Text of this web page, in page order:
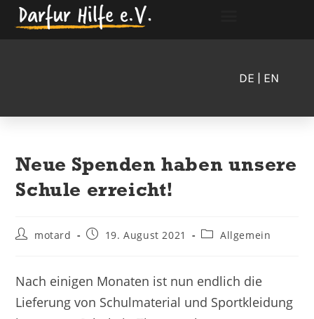
DE | EN
Neue Spenden haben unsere
Schule erreicht!
motard 19. August 2021 Allgemein
Nach einigen Monaten ist nun endlich die
Lieferung von Schulmaterial und Sportkleidung